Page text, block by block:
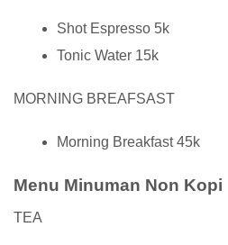
Shot Espresso 5k
Tonic Water 15k
MORNING BREAFSAST
Morning Breakfast 45k
Menu Minuman Non Kopi
TEA